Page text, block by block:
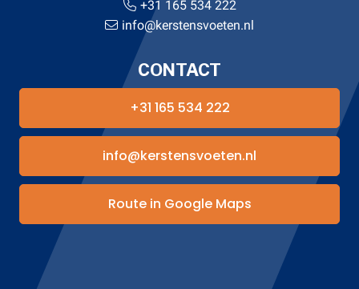
+31 165 534 222
info@kerstensvoeten.nl
CONTACT
+31 165 534 222
info@kerstensvoeten.nl
Route in Google Maps